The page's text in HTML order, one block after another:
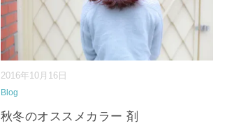
2016年10月16日
Blog
秋冬のオススメカラー 剤